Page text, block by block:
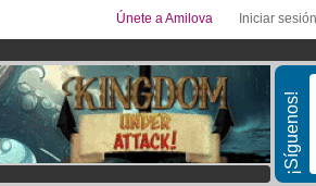
Iniciar sesión
Únete a Amilova
¡Síguenos!